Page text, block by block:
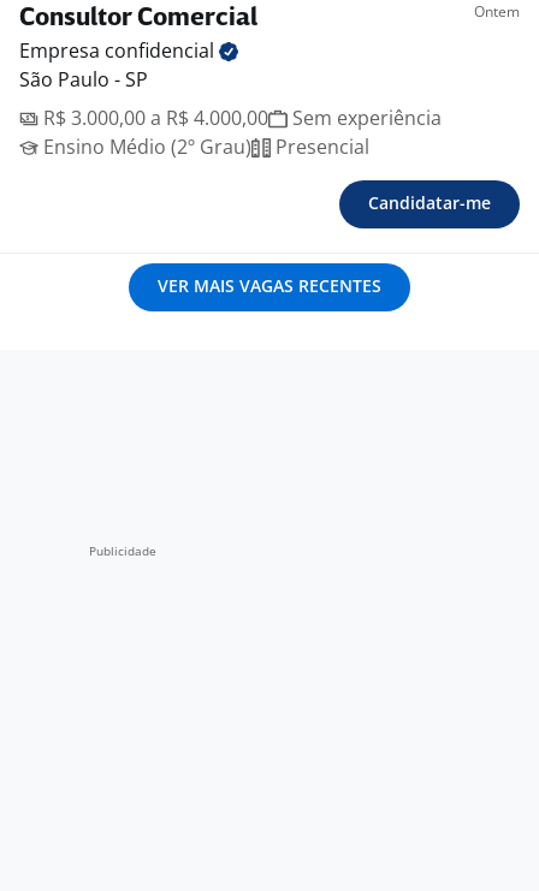
Consultor Comercial Ontem
Empresa confidencial
São Paulo - SP
R$ 3.000,00 a R$ 4.000,00
Sem experiência
Ensino Médio (2º Grau)
Presencial
Candidatar-me
VER MAIS VAGAS RECENTES